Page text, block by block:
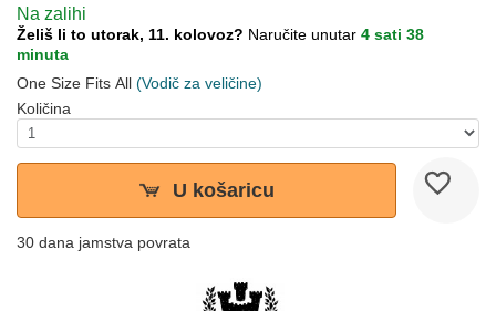
Na zalihi
Želiš li to utorak, 11. kolovoz? Naručite unutar 4 sati 38
minuta
One Size Fits All (Vodič za veličine)
Količina
U košaricu
30 dana jamstva povrata